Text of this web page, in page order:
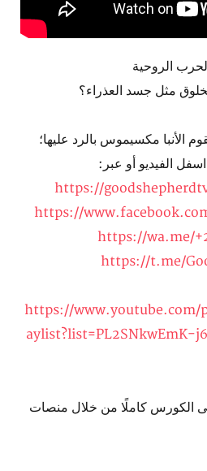
الروحية
مثل جسد العذراء؟
الأنبا مكسيموس بالرد عليها؛
الفيديو أو عبر:
https://
https://
https://wa.me/
https://t.me/
https://www.youtube.com/
aylist?list=PL2SNkwEmK-
الكورس كاملًا من خلال منصات